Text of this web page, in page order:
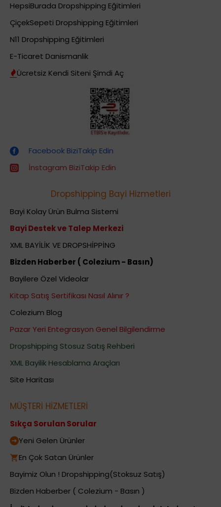
HepsiBurada Dropshipping Eğitimleri
ÇiçekSepeti Dropshipping Eğitimleri
N11 Dropshipping Eğitimleri
E-Ticaret Danismanlik
Ücretsiz Kendi Siteni Şimdi Aç
Facebook BiziTakip Edin
İnstagram BiziTakip Edin
Dropshipping Bayi Hizmetleri
Bayi Kolay Ürün Bulma Sistemi
Bayi Destek ve Talep Merkezi
XML BAYİLİK VE DROPSHİPPİNG
Bizden Haberber ( Colezium - Basın)
Bayilere Özel Videolar
Kitap Satış Sertifikası Nasıl Alınır ?
Colezium Blog
Pazar Yeri Entegrasyon Genel Bilgilendirme
Dropshipping Stosuz Satış Rehberi
XML Bayilik Hesablama Araçları
Site Haritası
MÜŞTERİ HİZMETLERİ
Sıkça Sorulan Sorular
Yeni Gelen Ürünler
En Çok Satan Ürünler
Bayimiz Olun ! Dropshipping(Stoksuz Satış)
Bizden Haberber ( Colezium - Basın )